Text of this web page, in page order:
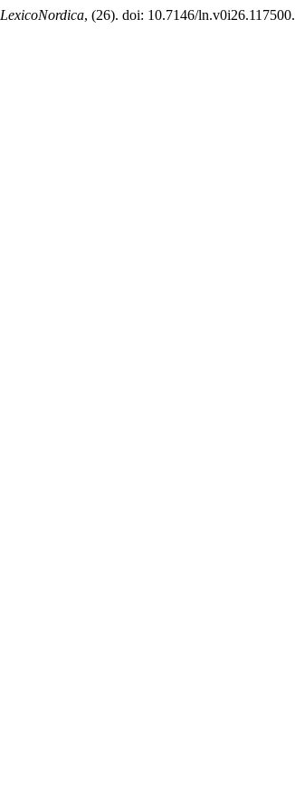
LexicoNordica, (26). doi: 10.7146/ln.v0i26.117500.